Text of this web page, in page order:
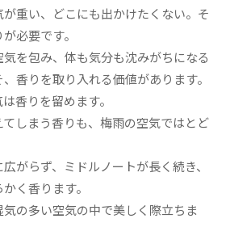
重い、どこにも出かけたくない。そ
必要です。
を包み、体も気分も沈みがちになる
香りを取り入れる価値があります。
香りを留めます。
しまう香りも、梅雨の空気ではとど
がらず、ミドルノートが長く続き、
く香ります。
の多い空気の中で美しく際立ちま